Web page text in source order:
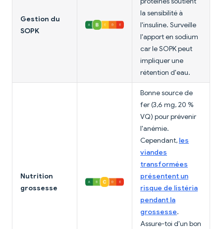
Gestion du
SOPK
la sensibilité à
l'insuline. Surveille
l'apport en sodium
car le SOPK peut
impliquer une
rétention d'eau.
Nutrition
grossesse
Bonne source de
fer (3,6 mg, 20 %
VQ) pour prévenir
l'anémie.
Cependant, les
viandes
transformées
présentent un
risque de listéria
pendant la
grossesse.
Assure-toi d'un bon